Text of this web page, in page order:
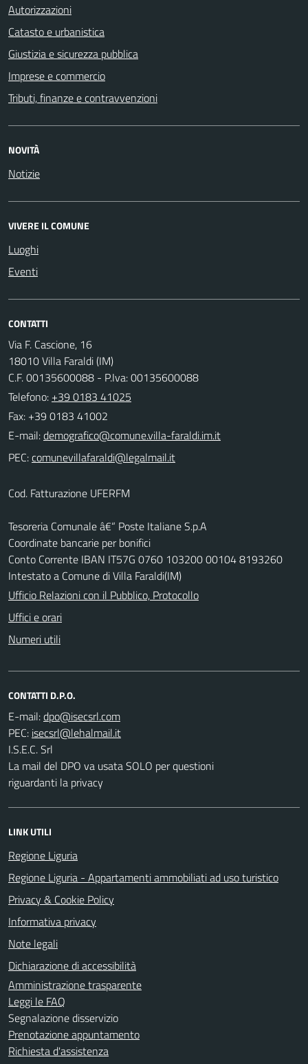
Autorizzazioni
Catasto e urbanistica
Giustizia e sicurezza pubblica
Imprese e commercio
Tributi, finanze e contravvenzioni
NOVITÀ
Notizie
VIVERE IL COMUNE
Luoghi
Eventi
CONTATTI
Via F. Cascione, 16
18010 Villa Faraldi (IM)
C.F. 00135600088 - P.Iva: 00135600088
Telefono: +39 0183 41025
Fax: +39 0183 41002
E-mail:
PEC:
Cod. Fatturazione UFERFM
Tesoreria Comunale â€“ Poste Italiane S.p.A
Coordinate bancarie per bonifici
Conto Corrente IBAN IT57G 0760 103200 00104 8193260
Intestato a Comune di Villa Faraldi(IM)
Ufficio Relazioni con il Pubblico, Protocollo
Uffici e orari
Numeri utili
CONTATTI D.P.O.
E-mail:
PEC:
I.S.E.C. Srl
La mail del DPO va usata SOLO per questioni
riguardanti la privacy
LINK UTILI
Regione Liguria
Regione Liguria - Appartamenti ammobiliati ad uso turistico
Privacy & Cookie Policy
Informativa privacy
Note legali
Dichiarazione di accessibilità
Amministrazione trasparente
Leggi le FAQ
Segnalazione disservizio
Prenotazione appuntamento
Richiesta d'assistenza